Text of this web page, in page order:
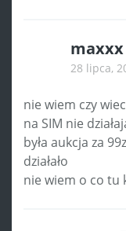
maxxx
28 lipca,
nie wiem czy
na SIM nie
była aukcja za
działało
nie wiem o co tu